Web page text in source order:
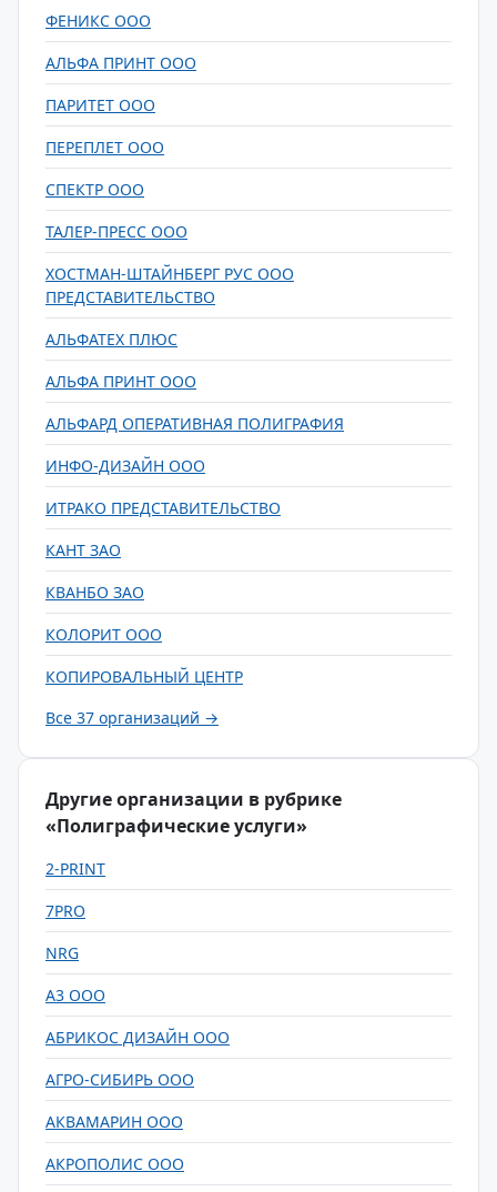
ФЕНИКС ООО
АЛЬФА ПРИНТ ООО
ПАРИТЕТ ООО
ПЕРЕПЛЕТ ООО
СПЕКТР ООО
ТАЛЕР-ПРЕСС ООО
ХОСТМАН-ШТАЙНБЕРГ РУС ООО
ПРЕДСТАВИТЕЛЬСТВО
АЛЬФАТЕХ ПЛЮС
АЛЬФА ПРИНТ ООО
АЛЬФАРД ОПЕРАТИВНАЯ ПОЛИГРАФИЯ
ИНФО-ДИЗАЙН ООО
ИТРАКО ПРЕДСТАВИТЕЛЬСТВО
КАНТ ЗАО
КВАНБО ЗАО
КОЛОРИТ ООО
КОПИРОВАЛЬНЫЙ ЦЕНТР
Все 37 организаций →
Другие организации в рубрике
«Полиграфические услуги»
2-PRINT
7PRO
NRG
А3 ООО
АБРИКОС ДИЗАЙН ООО
АГРО-СИБИРЬ ООО
АКВАМАРИН ООО
АКРОПОЛИС ООО